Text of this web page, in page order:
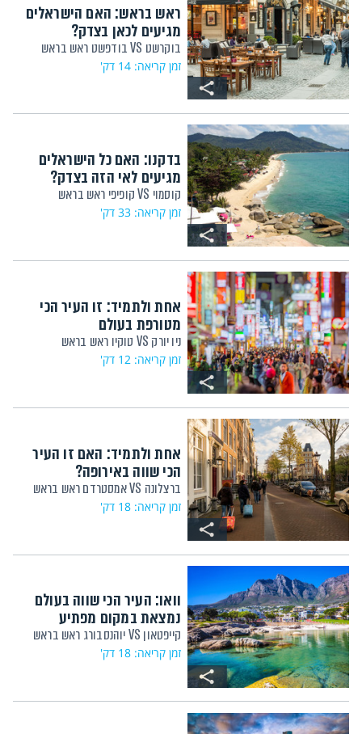
ראש בראש: האם הישראלים
מגיעים לכאן בצדק?
בוקרשט VS בודפשט ראש בראש
זמן קריאה: 14 דק'
בדקנו: האם כל הישראלים
מגיעים לאי הזה בצדק?
קוסמוי VS קופיפי ראש בראש
זמן קריאה: 33 דק'
אחת ולתמיד: זו העיר הכי
מטורפת בעולם
ניו יורק VS טוקיו ראש בראש
זמן קריאה: 12 דק'
אחת ולתמיד: האם זו העיר
הכי שווה באירופה?
ברצלונה VS אמסטרדם ראש בראש
זמן קריאה: 18 דק'
וואו: העיר הכי שווה בעולם
נמצאת במקום מפתיע
קייפטאון VS יוהנסבורג ראש בראש
זמן קריאה: 18 דק'